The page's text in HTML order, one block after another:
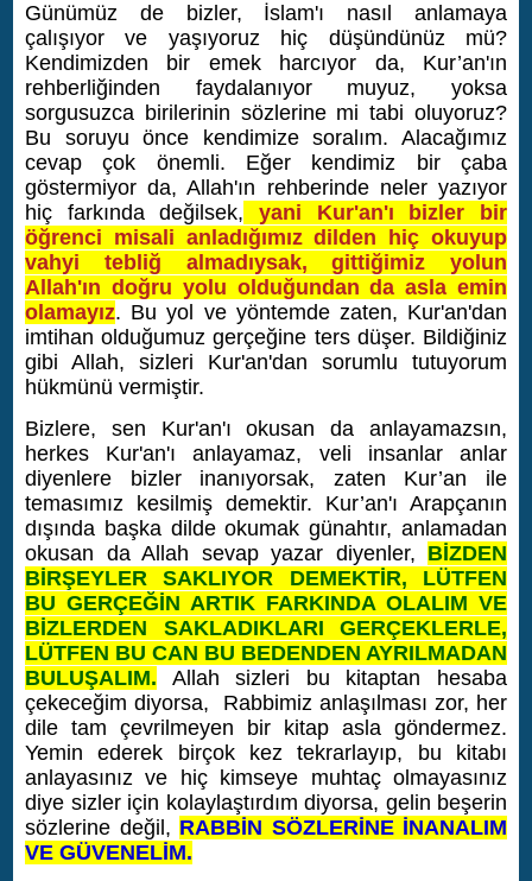
Günümüz de bizler, İslam'ı nasıl anlamaya
çalışıyor ve yaşıyoruz hiç düşündünüz mü?
Kendimizden bir emek harcıyor da, Kur’an'ın
rehberliğinden faydalanıyor muyuz, yoksa
sorgusuzca birilerinin sözlerine mi tabi oluyoruz?
Bu soruyu önce kendimize soralım. Alacağımız
cevap çok önemli. Eğer kendimiz bir çaba
göstermiyor da, Allah'ın rehberinde neler yazıyor
hiç farkında değilsek, yani Kur'an'ı bizler bir
öğrenci misali anladığımız dilden hiç okuyup
vahyi tebliğ almadıysak, gittiğimiz yolun
Allah'ın doğru yolu olduğundan da asla emin
olamayız. Bu yol ve yöntemde zaten, Kur'an'dan
imtihan olduğumuz gerçeğine ters düşer. Bildiğiniz
gibi Allah, sizleri Kur'an'dan sorumlu tutuyorum
hükmünü vermiştir.
Bizlere, sen Kur'an'ı okusan da anlayamazsın,
herkes Kur'an'ı anlayamaz, veli insanlar anlar
diyenlere bizler inanıyorsak, zaten Kur’an ile
temasımız kesilmiş demektir. Kur’an'ı Arapçanın
dışında başka dilde okumak günahtır, anlamadan
okusan da Allah sevap yazar diyenler, BİZDEN
BİRŞEYLER SAKLIYOR DEMEKTİR, LÜTFEN
BU GERÇEĞİN ARTIK FARKINDA OLALIM VE
BİZLERDEN SAKLADIKLARI GERÇEKLERLE,
LÜTFEN BU CAN BU BEDENDEN AYRILMADAN
BULUŞALIM. Allah sizleri bu kitaptan hesaba
çekeceğim diyorsa, Rabbimiz anlaşılması zor, her
dile tam çevrilmeyen bir kitap asla göndermez.
Yemin ederek birçok kez tekrarlayıp, bu kitabı
anlayasınız ve hiç kimseye muhtaç olmayasınız
diye sizler için kolaylaştırdım diyorsa, gelin beşerin
sözlerine değil, RABBİN SÖZLERİNE İNANALIM
VE GÜVENELİM.